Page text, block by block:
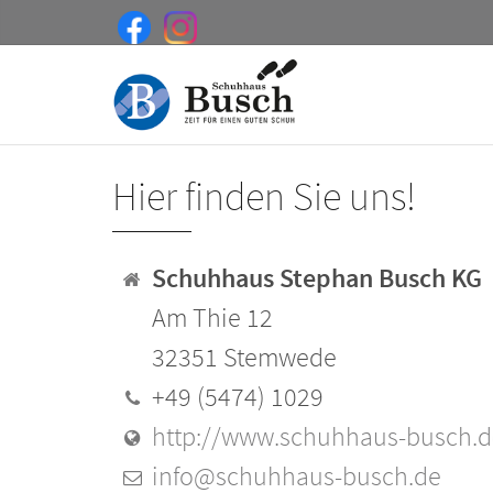
Hier finden Sie uns!
Schuhhaus Stephan Busch KG
Am Thie 12
32351 Stemwede
+49 (5474) 1029
http://www.schuhhaus-
info@schuhhaus-busch.de